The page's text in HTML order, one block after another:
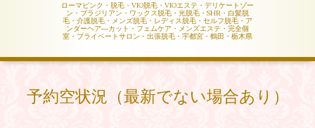
ローマピンク・脱毛・VIO脱毛・VIOエステ・デリケートゾー
ン・ブラジリアン・ワックス脱毛・光脱毛・SHR・白髪脱
毛・介護脱毛・メンズ脱毛・レディス脱毛・セルフ脱毛・ア
ンダーヘア―カット・フェムケア・メンズエステ・完全個
室・プライベートサロン・出張脱毛・宇都宮・鶴田・栃木県
予約空状況（最新でない場合あり）